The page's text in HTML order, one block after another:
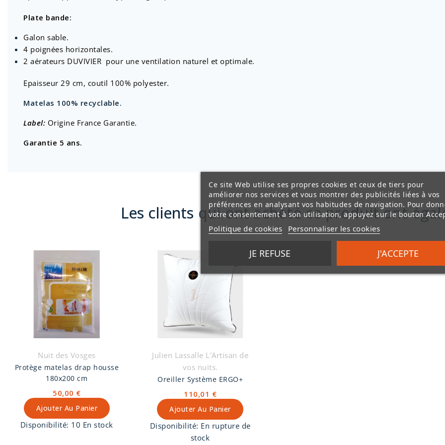
Plate bande:
Galon sable.
4 poignées horizontales.
2 aérateurs DUVIVIER pour une ventilation naturel et optimale.
Epaisseur 29 cm, coutil 100% polyester.
Matelas 100% recyclable.
Label: Origine France Garantie.
Garantie 5 ans.
Les clients qui ont acheté ce produit ont
Nuit des Vosges
Protège matelas drap housse
180x200 cm
50,00 €
Ajouter Au Panier
Disponibilité: 10 En stock
Julien Lassalle L'Artisan de
vos nuits.
Oreiller Système ERGO+
110,01 €
Ajouter Au Panier
Disponibilité: En rupture de
stock
Ce site Web utilise ses propres cookies et ceux de tiers pour
améliorer nos services et vous montrer des publicités liées à vos
préférences en analysant vos habitudes de navigation. Pour
votre consentement à son utilisation, appuyez sur le bouton
Politique de cookies Personnaliser les cookies
JE REFUSE J'ACCEPTE